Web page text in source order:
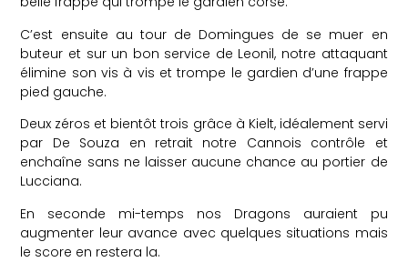
C’est ensuite au tour de Domingues de se muer en
buteur et sur un bon service de Leonil, notre attaquant
élimine son vis à vis et trompe le gardien d’une frappe
pied gauche.
Deux zéros et bientôt trois grâce à Kielt, idéalement servi
par De Souza en retrait notre Cannois contrôle et
enchaîne sans ne laisser aucune chance au portier de
Lucciana.
En seconde mi-temps nos Dragons auraient pu
augmenter leur avance avec quelques situations mais
le score en restera la.